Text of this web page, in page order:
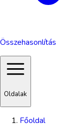
Összehasonlítás
Oldalak
Főoldal